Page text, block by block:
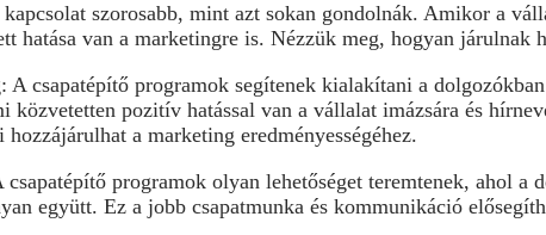
szorosabb, mint azt sokan gondolnák. Amikor a
hatása van a marketingre is. Nézzük meg, hogyan járulnak
A csapatépítő programok segítenek kialakítani a
közvetetten pozitív hatással van a vállalat imázsára és
a marketing eredményességéhez.
programok olyan lehetőséget teremtenek, ahol
együtt. Ez a jobb csapatmunka és kommunikáció